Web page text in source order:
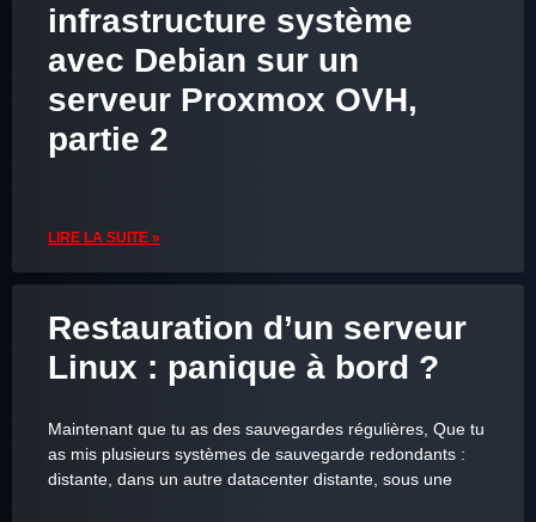
infrastructure système
avec Debian sur un
serveur Proxmox OVH,
partie 2
LIRE LA SUITE »
Restauration d’un serveur
Linux : panique à bord ?
Maintenant que tu as des sauvegardes régulières, Que tu
as mis plusieurs systèmes de sauvegarde redondants :
distante, dans un autre datacenter distante, sous une